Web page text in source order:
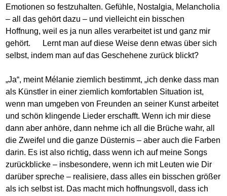
Emotionen so festzuhalten. Gefühle, Nostalgia, Melancholia
– all das gehört dazu – und vielleicht ein bisschen
Hoffnung, weil es ja nun alles verarbeitet ist und ganz mir
gehört. Lernt man auf diese Weise denn etwas über sich
selbst, indem man auf das Geschehene zurück blickt?
„Ja“, meint Mélanie ziemlich bestimmt, „ich denke dass man
als Künstler in einer ziemlich komfortablen Situation ist,
wenn man umgeben von Freunden an seiner Kunst arbeitet
und schön klingende Lieder erschafft. Wenn ich mir diese
dann aber anhöre, dann nehme ich all die Brüche wahr, all
die Zweifel und die ganze Düsternis – aber auch die Farben
darin. Es ist also richtig, dass wenn ich auf meine Songs
zurückblicke – insbesondere, wenn ich mit Leuten wie Dir
darüber spreche – realisiere, dass alles ein bisschen größer
als ich selbst ist. Das macht mich hoffnungsvoll, dass ich